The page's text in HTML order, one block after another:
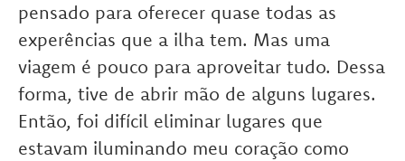
pensado para oferecer quase todas as
experências que a ilha tem. Mas uma
viagem é pouco para aproveitar tudo. Dessa
forma, tive de abrir mão de alguns lugares.
Então, foi difícil eliminar lugares que
estavam iluminando meu coração como